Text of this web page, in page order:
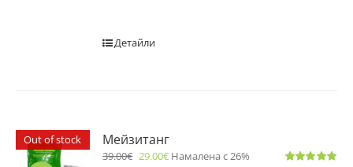
Детайли
Out of stock Мейзитанг
39.00€ 29.00€ Намалена с 26%